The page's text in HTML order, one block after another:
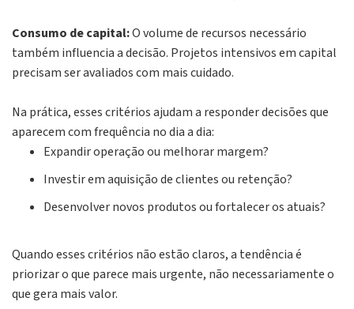
Consumo de capital:O volume de recursos necessário
também influencia a decisão. Projetos intensivos em capital
precisam ser avaliados com mais cuidado.
Na prática, esses critérios ajudam a responder decisões que
aparecem com frequência no dia a dia:
Expandir operação ou melhorar margem?
Investir em aquisição de clientes ou retenção?
Desenvolver novos produtos ou fortalecer os atuais?
Quando esses critérios não estão claros, a tendência é
priorizar o que parece mais urgente, não necessariamente o
que gera mais valor.